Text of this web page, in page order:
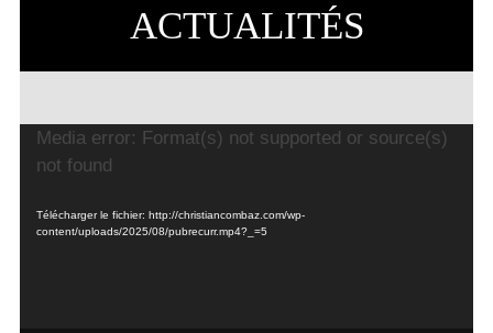
ACTUALITÉS
Lecteur
Media error: Format(s) not supported or source(s)
not found
Télécharger le fichier: http://christiancombaz.com/wp-
content/uploads/2025/08/pubrecurr.mp4?_=5